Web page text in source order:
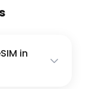
in